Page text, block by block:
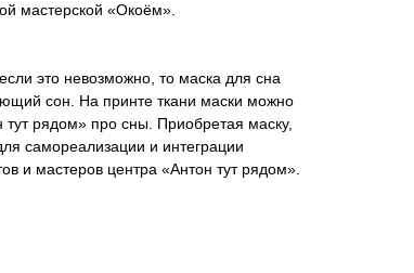
мастерской «Окоём».
это невозможно, то маска для сна
сон. На принте ткани маски можно
тут рядом» про сны. Приобретая маску,
самореализации и интеграции
и мастеров центра «Антон тут рядом».